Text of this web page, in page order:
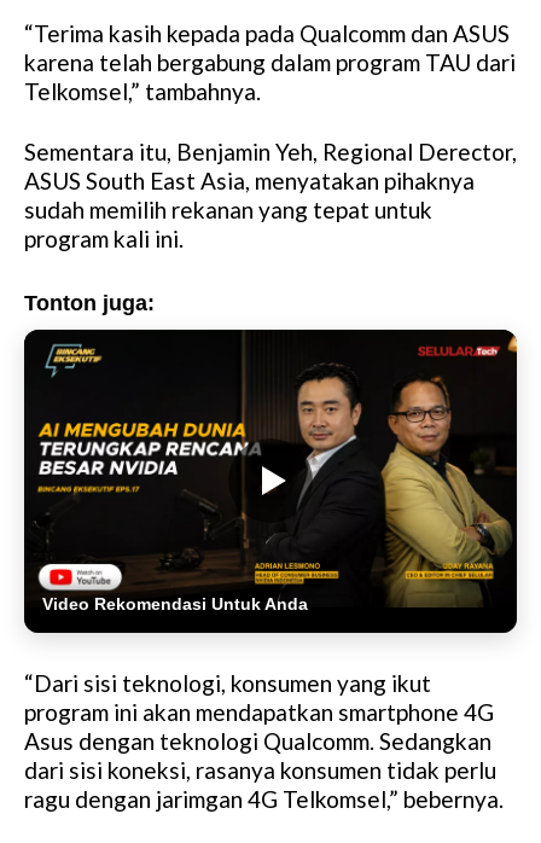
“Terima kasih kepada pada Qualcomm dan ASUS
karena telah bergabung dalam program TAU dari
Telkomsel,” tambahnya.
Sementara itu, Benjamin Yeh, Regional Derector,
ASUS South East Asia, menyatakan pihaknya
sudah memilih rekanan yang tepat untuk
program kali ini.
Tonton juga:
Video Rekomendasi Untuk Anda
“Dari sisi teknologi, konsumen yang ikut
program ini akan mendapatkan smartphone 4G
Asus dengan teknologi Qualcomm. Sedangkan
dari sisi koneksi, rasanya konsumen tidak perlu
ragu dengan jarimgan 4G Telkomsel,” bebernya.